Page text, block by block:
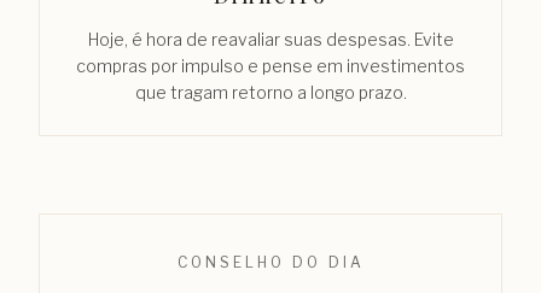
Hoje, é hora de reavaliar suas despesas. Evite
compras por impulso e pense em investimentos
que tragam retorno a longo prazo.
CONSELHO DO DIA